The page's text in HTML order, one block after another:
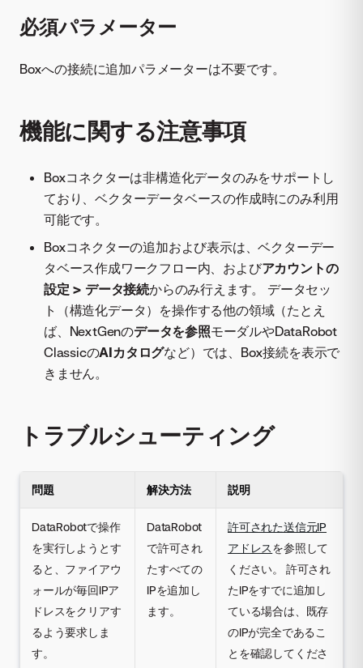
必須パラメーター
Boxへの接続に追加パラメーターは不要です。
機能に関する注意事項
Boxコネクターは非構造化データのみをサポートし
ており、ベクターデータベースの作成時にのみ利用
可能です。
Boxコネクターの追加および表示は、ベクターデー
タベース作成ワークフロー内、およびアカウントの
設定 > データ接続からのみ行えます。 データセッ
ト（構造化データ）を操作する他の領域（たとえ
ば、NextGenのデータを参照モーダルやDataRobot
ClassicのAIカタログなど）では、Box接続を表示で
きません。
トラブルシューティング
問題 解決方法 説明
DataRobotで操作
を実行しようとす
ると、ファイアウ
ォールが毎回IPア
ドレスをクリアす
るよう要求しま
す。
DataRobot
で許可され
たすべての
IPを追加し
ます。
許可された送信元IP
アドレスを参照して
ください。 許可され
たIPをすでに追加し
ている場合は、既存
のIPが完全であるこ
とを確認してくださ